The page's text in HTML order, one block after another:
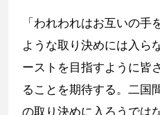
「われわれはお互いの手
ような取り決めには入ら
ーストを目指すように皆
ることを期待する。二国
の取り決めに入ろうでは